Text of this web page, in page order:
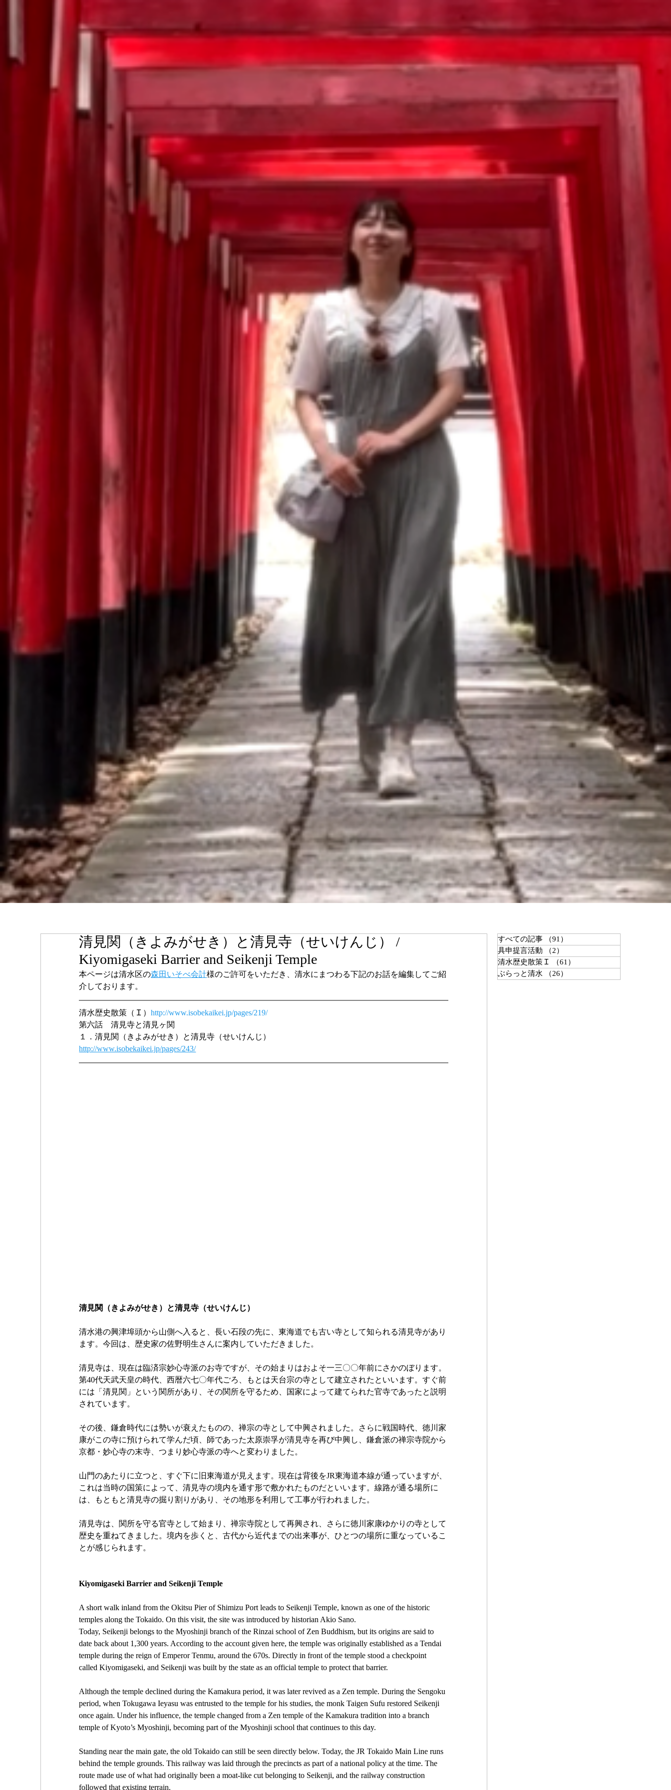
清見関（きよみがせき）と清見寺（せいけんじ） /
Kiyomigaseki Barrier and Seikenji Temple
本ページは清水区の森田いそべ会計様のご許可をいただき、清水にまつわる下記のお話を編集してご紹
介しております。
清水歴史散策（Ｉ）http://www.isobekaikei.jp/pages/219/
第六話　清見寺と清見ヶ関
１．清見関（きよみがせき）と清見寺（せいけんじ）
http://www.isobekaikei.jp/pages/243/
清見関（きよみがせき）と清見寺（せいけんじ）
清水港の興津埠頭から山側へ入ると、長い石段の先に、東海道でも古い寺として知られる清見寺があり
ます。今回は、歴史家の佐野明生さんに案内していただきました。
清見寺は、現在は臨済宗妙心寺派のお寺ですが、その始まりはおよそ一三〇〇年前にさかのぼります。
第40代天武天皇の時代、西暦六七〇年代ごろ、もとは天台宗の寺として建立されたといいます。すぐ前
には「清見関」という関所があり、その関所を守るため、国家によって建てられた官寺であったと説明
されています。
その後、鎌倉時代には勢いが衰えたものの、禅宗の寺として中興されました。さらに戦国時代、徳川家
康がこの寺に預けられて学んだ頃、師であった太原崇孚が清見寺を再び中興し、鎌倉派の禅宗寺院から
京都・妙心寺の末寺、つまり妙心寺派の寺へと変わりました。
山門のあたりに立つと、すぐ下に旧東海道が見えます。現在は背後をJR東海道本線が通っていますが、
これは当時の国策によって、清見寺の境内を通す形で敷かれたものだといいます。線路が通る場所に
は、もともと清見寺の掘り割りがあり、その地形を利用して工事が行われました。
清見寺は、関所を守る官寺として始まり、禅宗寺院として再興され、さらに徳川家康ゆかりの寺として
歴史を重ねてきました。境内を歩くと、古代から近代までの出来事が、ひとつの場所に重なっているこ
とが感じられます。
Kiyomigaseki Barrier and Seikenji Temple
A short walk inland from the Okitsu Pier of Shimizu Port leads to Seikenji Temple, known as one of the historic
temples along the Tokaido. On this visit, the site was introduced by historian Akio Sano.
Today, Seikenji belongs to the Myoshinji branch of the Rinzai school of Zen Buddhism, but its origins are said to
date back about 1,300 years. According to the account given here, the temple was originally established as a Tendai
temple during the reign of Emperor Tenmu, around the 670s. Directly in front of the temple stood a checkpoint
called Kiyomigaseki, and Seikenji was built by the state as an official temple to protect that barrier.
Although the temple declined during the Kamakura period, it was later revived as a Zen temple. During the Sengoku
period, when Tokugawa Ieyasu was entrusted to the temple for his studies, the monk Taigen Sufu restored Seikenji
once again. Under his influence, the temple changed from a Zen temple of the Kamakura tradition into a branch
temple of Kyoto’s Myoshinji, becoming part of the Myoshinji school that continues to this day.
Standing near the main gate, the old Tokaido can still be seen directly below. Today, the JR Tokaido Main Line runs
behind the temple grounds. This railway was laid through the precincts as part of a national policy at the time. The
route made use of what had originally been a moat-like cut belonging to Seikenji, and the railway construction
followed that existing terrain.
すべての記事 （91）
具申提言活動
（2）
清水歴史散策Ｉ
（61）
ぶらっと清水
（26）